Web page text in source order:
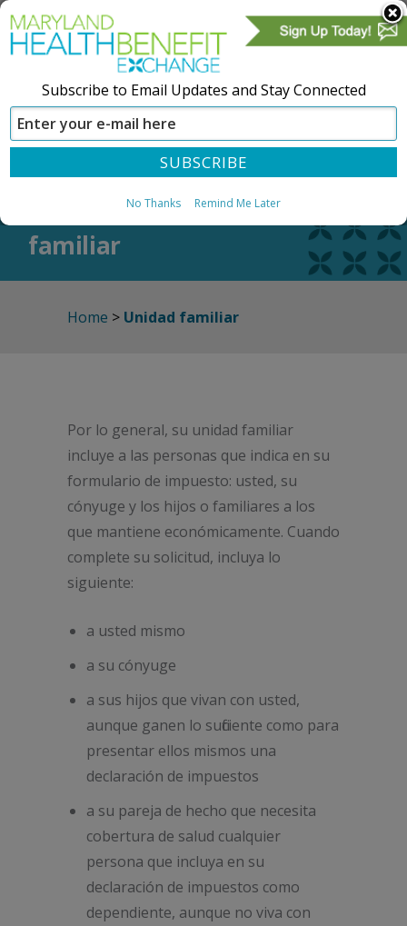
CREAR UNA CUENTA REGÍSTRESE
familiar
Home > Unidad familiar
Por lo general, su unidad familiar
incluye a las personas que indica en su
formulario de impuesto: usted, su
cónyuge y los hijos o familiares a los
que mantiene económicamente. Cuando
complete su solicitud, incluya lo
siguiente:
a usted mismo
a su cónyuge
a sus hijos que vivan con usted,
aunque ganen lo suficiente como para
presentar ellos mismos una
declaración de impuestos
a su pareja de hecho que necesita
cobertura de salud cualquier
persona que incluya en su
declaración de impuestos como
dependiente, aunque no viva con
Subscribe to Email Updates and Stay Connected
No Thanks Remind Me Later